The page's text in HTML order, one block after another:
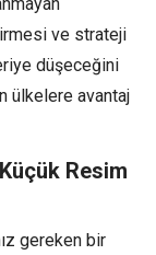
ve strateji
düşeceğini
ülkelere avantaj
Resim
gereken bir